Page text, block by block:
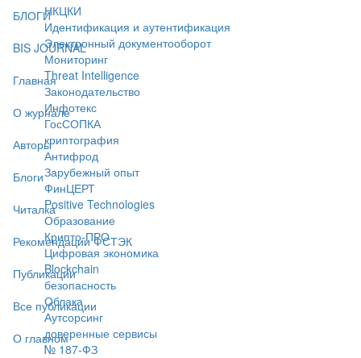
БЛОГИ
BIS JOURNAL
Главная
О журнале
Авторы
Блоги
Читалка
Рекомендации ФСТЭК
Публикации
Все публикации
О главном
НКЦКИ
Идентификация и аутентификация
Электронный документооборот
Мониторинг
Threat Intelligence
Законодательство
Инфотекс
ГосСОПКА
криптография
Антифрод
Зарубежный опыт
ФинЦЕРТ
Positive Technologies
Образование
Крипто-ПРО
Цифровая экономика
Blockchain
безопасность
Облака
Аутсорсинг
доверенные сервисы
№ 187-ФЗ